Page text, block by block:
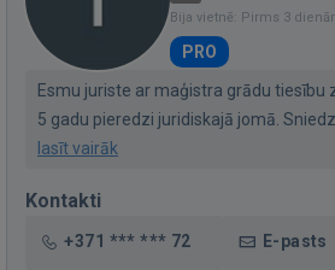
Bija vietnē: Pirms 3
PRO
Esmu juriste ar maģistra grādu tiesību
5 gadu pieredzi juridiskajā jomā.
lasīt vairāk
Kontakti
+371 *** *** 72 E-pasts